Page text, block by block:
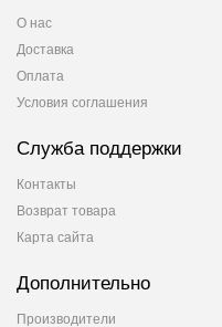
О нас
Доставка
Оплата
Условия соглашения
Служба поддержки
Контакты
Возврат товара
Карта сайта
Дополнительно
Производители